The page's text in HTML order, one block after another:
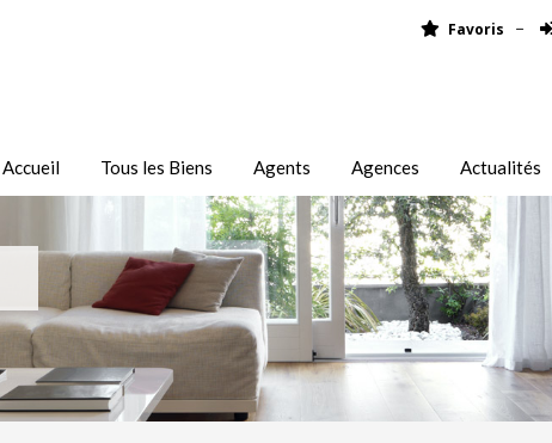
Favoris
Accueil Tous les Biens Agents Agences Actualités